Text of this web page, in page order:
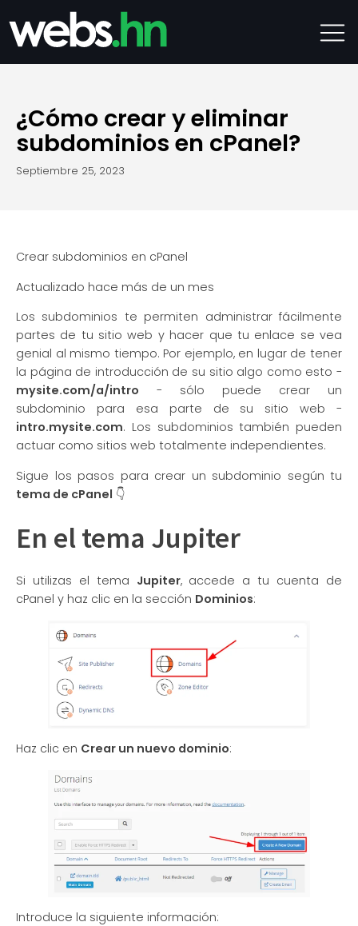
¿Cómo crear y eliminar
subdominios en cPanel?
septiembre 25, 2023
Crear subdominios en cPanel
Actualizado hace más de un mes
Los subdominios te permiten administrar fácilmente
partes de tu sitio web y hacer que tu enlace se vea
genial al mismo tiempo. Por ejemplo, en lugar de tener
la página de introducción de su sitio algo como esto -
mysite.com/a/intro - sólo puede crear un
subdominio para esa parte de su sitio web -
intro.mysite.com. Los subdominios también pueden
actuar como sitios web totalmente independientes.
Sigue los pasos para crear un subdominio según tu
tema de cPanel 👇
En el tema Jupiter
Si utilizas el tema Jupiter, accede a tu cuenta de
cPanel y haz clic en la sección Dominios:
Haz clic en Crear un nuevo dominio:
Introduce la siguiente información: